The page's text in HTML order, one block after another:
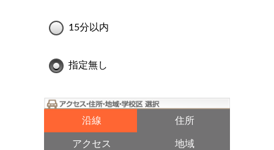
15分以内
指定無し
沿線 住所
アクセス 地域